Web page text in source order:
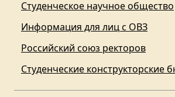
Студенческое научное общество
Информация для лиц с ОВЗ
Российский союз ректоров
Студенческие конструкторские